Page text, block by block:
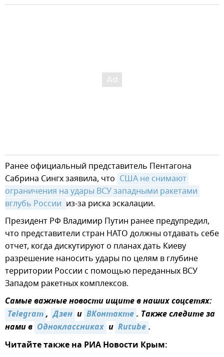
Ранее официальный представитель Пентагона
Сабрина Сингх заявила, что США не снимают
ограничения на удары ВСУ западными ракетами
вглубь России из-за риска эскалации.
Президент РФ Владимир Путин ранее предупредил,
что представители стран НАТО должны отдавать себе
отчет, когда дискутируют о планах дать Киеву
разрешение наносить удары по целям в глубине
территории России с помощью переданных ВСУ
Западом ракетных комплексов.
Самые важные новости ищите в наших соцсетях:
Telegram, Дзен и ВКонтакте. Также следите за
нами в Одноклассниках и Rutube.
Читайте также на РИА Новости Крым: